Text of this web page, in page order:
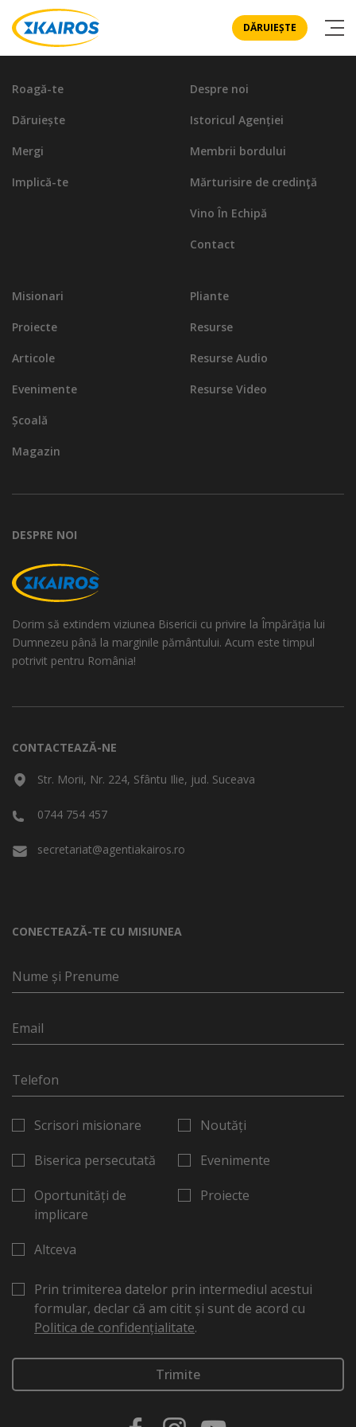
DĂRUIEȘTE
Roagă-te
Dăruiește
Mergi
Implică-te
Despre noi
Istoricul Agenției
Membrii bordului
Mărturisire de credinţă
Vino În Echipă
Contact
Misionari
Proiecte
Articole
Evenimente
Școală
Magazin
Pliante
Resurse
Resurse Audio
Resurse Video
DESPRE NOI
Dorim să extindem viziunea Bisericii cu privire la Împărăția lui
Dumnezeu până la marginile pământului. Acum este timpul
potrivit pentru România!
CONTACTEAZĂ-NE
Str. Morii, Nr. 224, Sfântu Ilie, jud. Suceava
0744 754 457
secretariat@agentiakairos.ro
CONECTEAZĂ-TE CU MISIUNEA
Scrisori misionare
Biserica persecutată
Oportunități de
implicare
Noutăți
Evenimente
Proiecte
Altceva
Prin trimiterea datelor prin intermediul acestui
formular, declar că am citit și sunt de acord cu
Politica de confidențialitate.